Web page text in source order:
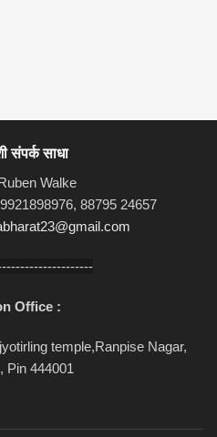
संपर्क साधा
Walke
88795 24657
Office :
temple,Ranpise Nagar,
Pin 444001